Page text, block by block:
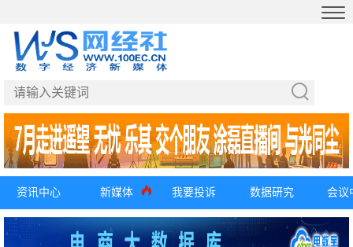
资讯中心 新媒体 我要投诉 数据研究 会议